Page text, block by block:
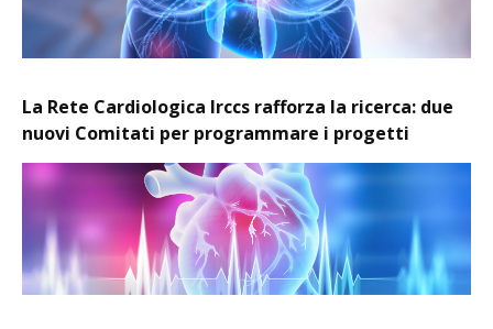
La Rete Cardiologica Irccs rafforza la ricerca: due
nuovi Comitati per programmare i progetti